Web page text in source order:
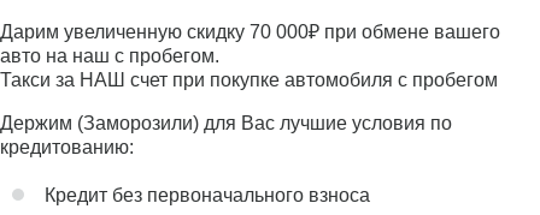
Дарим увеличенную скидку 70 000₽ при обмене вашего
авто на наш с пробегом.
Такси за НАШ счет при покупке автомобиля с пробегом
Держим (Заморозили) для Вас лучшие условия по
кредитованию:
Кредит без первоначального взноса